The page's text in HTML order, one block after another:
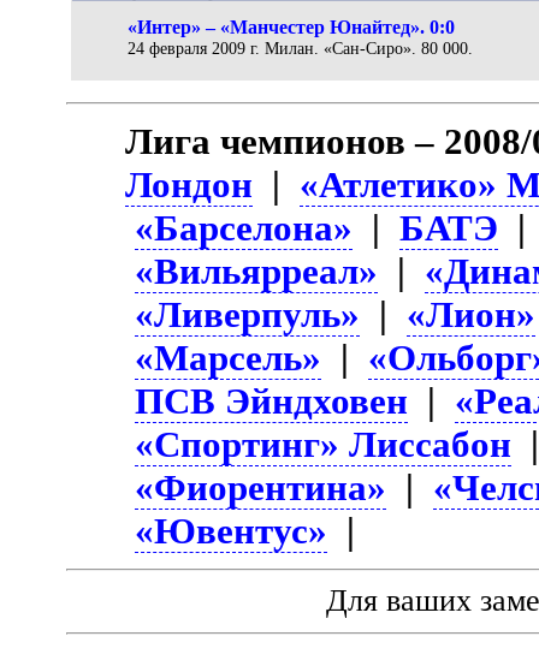
«Интер» – «Манчестер Юнайтед». 0:0
24 февраля 2009 г. Милан. «Сан-Сиро». 80 000.
Лига чемпионов –
Лондон | «Атлетико»
«Барселона» |БАТЭ
«Вильярреал» |
«Ливерпуль» | «Лион»
«Марсель» |
ПСВ Эйндховен |
«Спортинг» Лиссабон
«Фиорентина» |
«Ювентус» |
Для ваших